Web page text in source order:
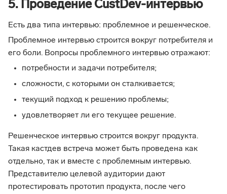
5. Проведение CustDev-интервью
Есть два типа интервью: проблемное и решенческое.
Проблемное интервью строится вокруг потребителя и
его боли. Вопросы проблемного интервью отражают:
потребности и задачи потребителя;
сложности, с которыми он сталкивается;
текущий подход к решению проблемы;
удовлетворяет ли его текущее решение.
Решенческое интервью строится вокруг продукта.
Такая кастдев встреча может быть проведена как
отдельно, так и вместе с проблемным интервью.
Представителю целевой аудитории дают
протестировать прототип продукта, после чего